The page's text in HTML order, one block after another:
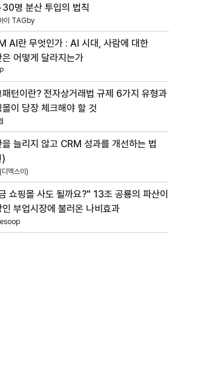
명 분산 투입의 법칙
이 TAGby
AI란 무엇인가 : AI 시대, 사람에 대한
은 어떻게 달라지는가
패턴이란? 전자상거래법 규제 6가지 유형과
몰이 당장 체크해야 할 것
을 늘리지 않고 CRM 성과를 개선하는 법
)
엑스이)
쇼핑몰 사도 될까요?" 13조 공룡의 파산이
인 부업시장에 불러온 나비효과
esoop